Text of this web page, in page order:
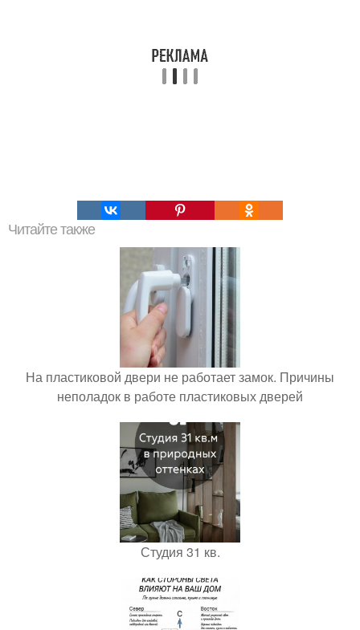
Читайте также
На пластиковой двери не работает замок. Причины
неполадок в работе пластиковых дверей
Студия 31 кв.